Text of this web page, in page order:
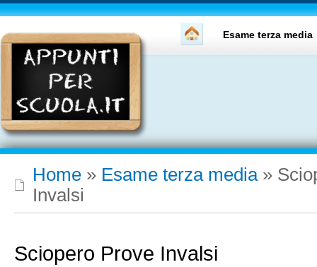
Esame terza media
Home » Esame terza media»
Invalsi
Sciopero Prove Invalsi